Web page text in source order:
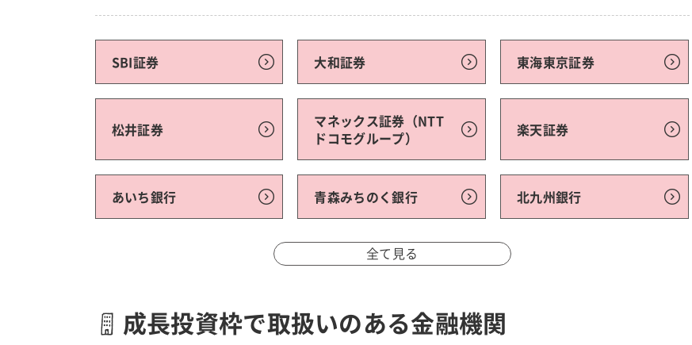
SBI証券 大和証券 東海東京証券
松井証券
マネックス証券（NTT
ドコモグループ）
楽天証券
あいち銀行 青森みちのく銀行 北九州銀行
全て見る
成長投資枠で取扱いのある金融機関